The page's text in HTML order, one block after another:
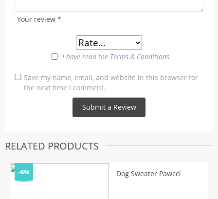
Your review *
I have read the Terms & Conditions
Save my name, email, and website in this browser for
the next time I comment.
RELATED PRODUCTS
-6% Dog Sweater Pawcci